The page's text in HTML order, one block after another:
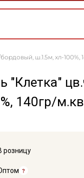
ш.1.5м, хл-100%,
"Клетка"
140гр/м.кв
розницу